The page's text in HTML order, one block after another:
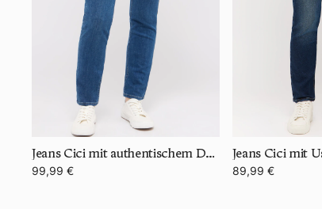
Jeans Cici mit authentischem Denim
99,99 €
Jeans Cici mit
89,99 €